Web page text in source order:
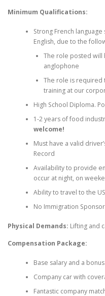
Minimum Qualifications:
Strong French
English, due to the
The role posted will
anglophone
The role is required
training at our
High School Diploma.
1-2 years of food
welcome!
Must have a valid
Record
Availability to provide
occur at night, on
Ability to travel to the
No Immigration
Physical Demands: Lifting and
Compensation Package:
Base salary and a
Company car with
Fantastic company